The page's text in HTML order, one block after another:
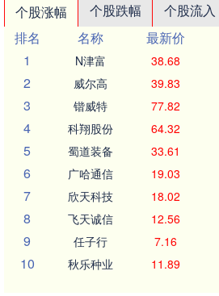
个股涨幅 个股跌幅 个股流入
排名
名称 最新价
1
N津富 38.68
2 威尔高 39.83
3 锴威特 77.82
4 科翔股份 64.32
5 蜀道装备 33.61
6 广哈通信 19.03
7 欣天科技 18.02
8 飞天诚信 12.56
9 任子行 7.16
10 秋乐种业 11.89